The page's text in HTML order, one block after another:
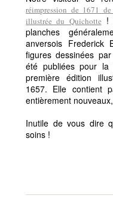
réimpression de 1671
illustrée du Quichotte !
planches
anversois Frederick
figures dessinées
été publiées pour
première édition
1657. Elle contient
entièrement
Inutile de vous dire
soins !